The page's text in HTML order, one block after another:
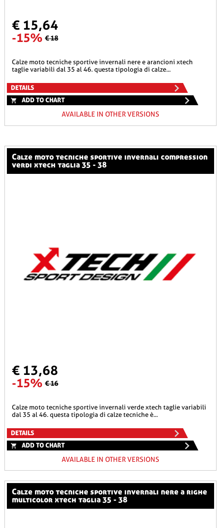
€ 15,64
-15% € 18
calze moto tecniche sportive invernali nere e arancioni xtech
taglie variabili dal 35 al 46. questa tipologia di calze...
DETAILS
ADD TO CHART
AVAILABLE IN OTHER VERSIONS
calze moto tecniche sportive invernali compression
verdi xtech taglia 35 - 38
€ 13,68
-15% € 16
calze moto tecniche sportive invernali verde xtech taglie variabili
dal 35 al 46. questa tipologia di calze tecniche è...
DETAILS
ADD TO CHART
AVAILABLE IN OTHER VERSIONS
calze moto tecniche sportive invernali nere a righe
multicolor xtech taglia 35 - 38